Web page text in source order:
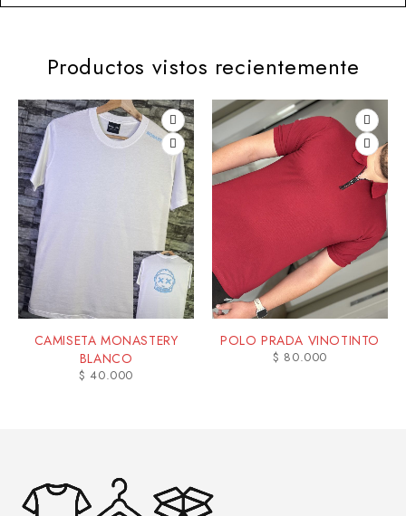
Productos vistos recientemente
CAMISETA MONASTERY
BLANCO
$ 40.000
POLO PRADA VINOTINTO
$ 80.000